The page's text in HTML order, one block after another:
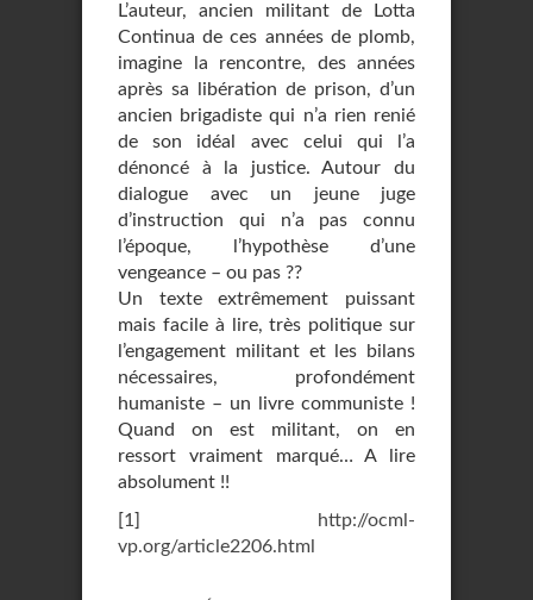
L’auteur, ancien militant de Lotta
Continua de ces années de plomb,
imagine la rencontre, des années
après sa libération de prison, d’un
ancien brigadiste qui n’a rien renié
de son idéal avec celui qui l’a
dénoncé à la justice. Autour du
dialogue avec un jeune juge
d’instruction qui n’a pas connu
l’époque, l’hypothèse d’une
vengeance – ou pas ??
Un texte extrêmement puissant
mais facile à lire, très politique sur
l’engagement militant et les bilans
nécessaires, profondément
humaniste – un livre communiste !
Quand on est militant, on en
ressort vraiment marqué… A lire
absolument !!
[1 ]
http://ocml-
vp.org/article2206.html